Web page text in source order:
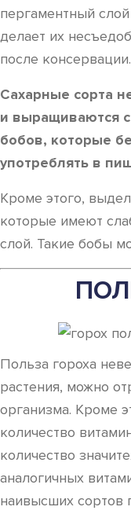
пергаментный
делает их
после консервации.
Сахарные сорта
и выращиваются
бобов, которые
употреблять в
Кроме этого,
которые имеют
слой. Такие бобы
Польза гороха
растения, можно
организма. Кроме
количество
количество
аналогичных
наивысших сортов